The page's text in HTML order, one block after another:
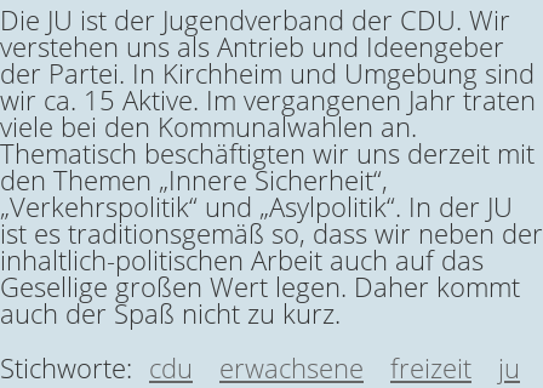
Die JU ist der Jugendverband der CDU. Wir
verstehen uns als Antrieb und Ideengeber
der Partei. In Kirchheim und Umgebung sind
wir ca. 15 Aktive. Im vergangenen Jahr traten
viele bei den Kommunalwahlen an.
Thematisch beschäftigten wir uns derzeit mit
den Themen „Innere Sicherheit“,
„Verkehrspolitik“ und „Asylpolitik“. In der JU
ist es traditionsgemäß so, dass wir neben der
inhaltlich-politischen Arbeit auch auf das
Gesellige großen Wert legen. Daher kommt
auch der Spaß nicht zu kurz.
Stichworte: cdu erwachsene freizeit
ju